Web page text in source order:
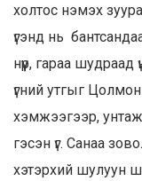
холтос нэмэх
үгэнд нь
нүүр, гараа шудраад
үгний утгыг
хэмжээгээр,
гэсэн үг. Санаа
хэтэрхий шулуун